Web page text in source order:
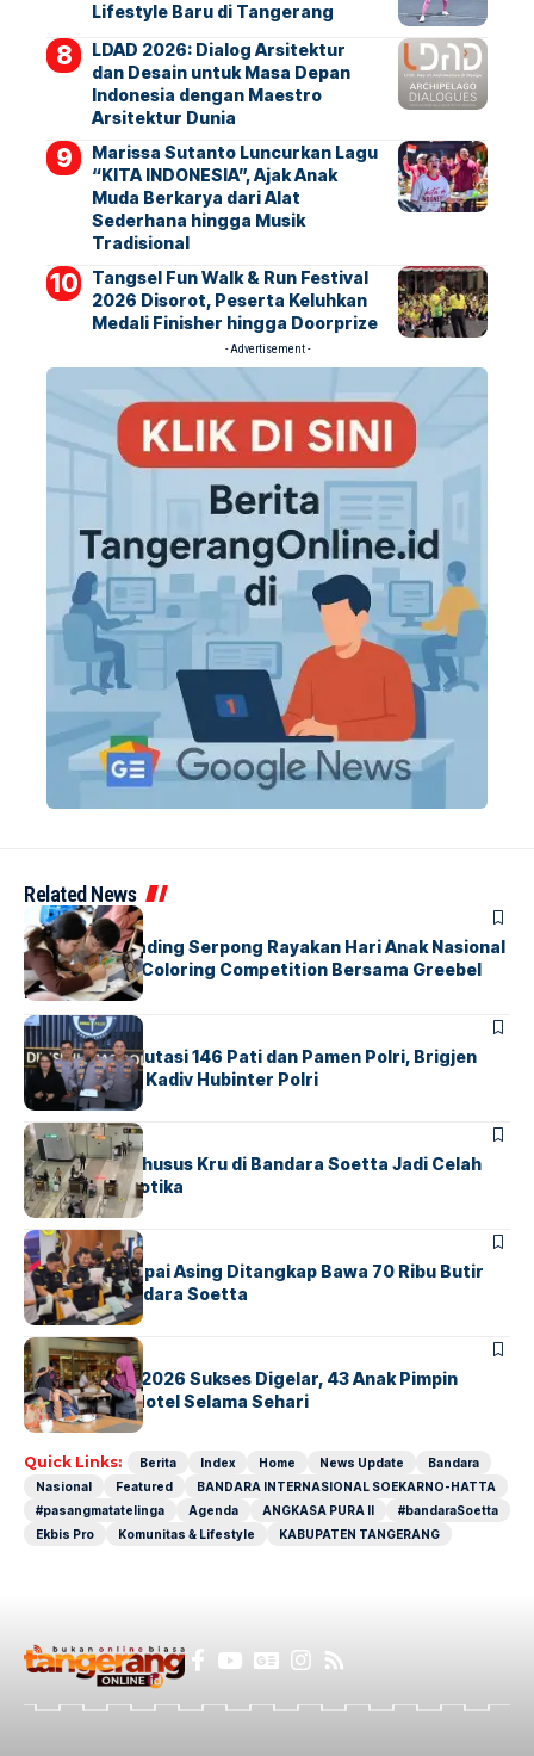
Lifestyle Baru di Tangerang
LDAD 2026: Dialog Arsitektur
dan Desain untuk Masa Depan
Indonesia dengan Maestro
Arsitektur Dunia
Marissa Sutanto Luncurkan Lagu
“KITA INDONESIA”, Ajak Anak
Muda Berkarya dari Alat
Sederhana hingga Musik
Tradisional
Tangsel Fun Walk & Run Festival
2026 Disorot, Peserta Keluhkan
Medali Finisher hingga Doorprize
- Advertisement -
Related News
BERITAINDEX
Atria Hotel Gading Serpong Rayakan Hari Anak Nasional
Lewat Family Coloring Competition Bersama Greebel
Indonesia
BERITA
Mabes Polri Mutasi 146 Pati dan Pamen Polri, Brigjen
Untung Jabat Kadiv Hubinter Polri
BANDARABERITA
Ketika Jalur Khusus Kru di Bandara Soetta Jadi Celah
Sindikat Narkotika
BANDARA BERITA
Kopilot Maskapai Asing Ditangkap Bawa 70 Ribu Butir
Ekstasi di Bandara Soetta
BERITAINDEX
GM For A Day 2026 Sukses Digelar, 43 Anak Pimpin
Operasional Hotel Selama Sehari
Quick Links: Berita Index Home News Update
Bandara
Nasional
Featured
BANDARA INTERNASIONAL SOEKARNO-HATTA
#pasangmatatelinga
Agenda ANGKASA PURA II
#bandaraSoetta
Ekbis Pro
Komunitas & Lifestyle KABUPATEN TANGERANG